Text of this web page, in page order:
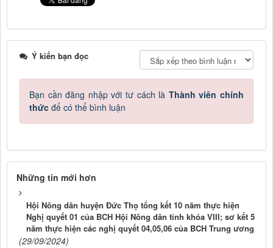
Ý kiến bạn đọc
Bạn cần đăng nhập với tư cách là Thành viên chính
thức để có thể bình luận
Những tin mới hơn
Hội Nông dân huyện Đức Thọ tổng kết 10 năm thực hiện
Nghị quyết 01 của BCH Hội Nông dân tỉnh khóa VIII; sơ kết 5
năm thực hiện các nghị quyết 04,05,06 của BCH Trung ương
(29/09/2024)